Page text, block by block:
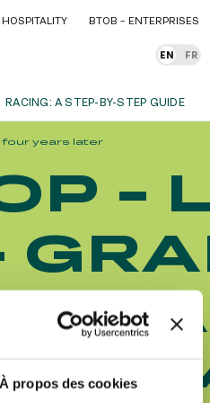
À propos des cookies
HOSPITALITY BTOB – ENTERPRISES
EN FR
RACING: A STEP-BY-STEP GUIDE
AS A FAMILY
WITH FRIENDS
AS A COUPLE
FOR SPORT
CORPORATE EVENTS
CORPORATE EVENTS
SUBSCRIBE
four years later
-